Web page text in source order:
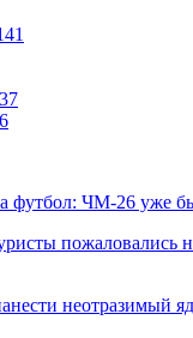
футбол: ЧМ-26 уже
пожаловались
неотразимый